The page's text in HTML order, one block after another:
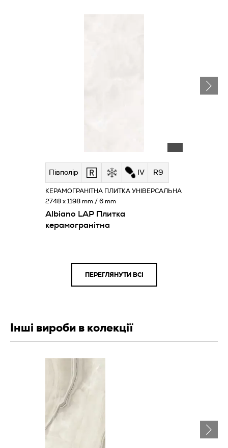
Півполір IV R9
Albiano LAP Плитка
керамогранітна
КЕРАМОГРАНІТНА ПЛИТКА УНІВЕРСАЛЬНА
2748 x 1198 mm / 6 mm
ПЕРЕГЛЯНУТИ ВСІ
Інші вироби в колекції